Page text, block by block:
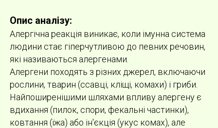
Опис аналізу:
Алергічна реакція виникає, коли імунна система
людини стає гіперчутливою до певних речовин,
які називаються алергенами.
Алергени походять з різних джерел, включаючи
рослини, тварин (ссавці, кліщі, комахи) і гриби.
Найпоширенішими шляхами впливу алергену є
вдихання (пилок, спори, фекальні частинки),
ковтання (їжа) або ін'єкція (укус комах), але